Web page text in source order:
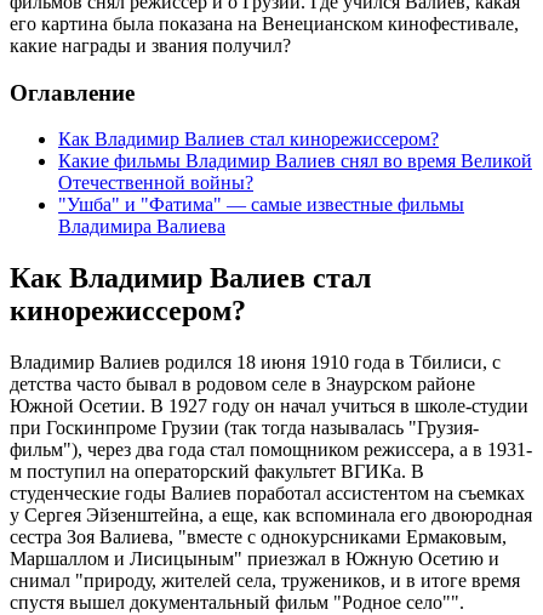
его картина была показана на Венецианском кинофестивале,
какие награды и звания получил?
Оглавление
Как Владимир Валиев стал кинорежиссером?
Какие фильмы Владимир Валиев снял во время Великой
Отечественной войны?
"Ушба" и "Фатима" — самые известные фильмы
Владимира Валиева
Как Владимир Валиев стал
кинорежиссером?
Владимир Валиев родился 18 июня 1910 года в Тбилиси, с
детства часто бывал в родовом селе в Знаурском районе
Южной Осетии. В 1927 году он начал учиться в школе-студии
при Госкинпроме Грузии (так тогда называлась "Грузия-
фильм"), через два года стал помощником режиссера, а в 1931-
м поступил на операторский факультет ВГИКа. В
студенческие годы Валиев поработал ассистентом на съемках
у Сергея Эйзенштейна, а еще, как вспоминала его двоюродная
сестра Зоя Валиева, "вместе с однокурсниками Ермаковым,
Маршаллом и Лисицыным" приезжал в Южную Осетию и
снимал "природу, жителей села, тружеников, и в итоге время
спустя вышел документальный фильм "Родное село"".